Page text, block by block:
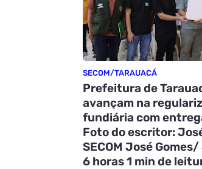
SECOM/TARAUACÁ
Prefeitura de
avançam na
fundiária com
Foto do escritor:
SECOM José Gomes/
6 horas 1 min de